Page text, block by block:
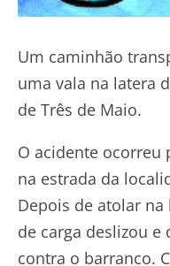
Um caminhão
uma vala na latera
de Três de Maio.
O acidente ocorreu
na estrada da
Depois de atolar
de carga deslizou e
contra o barranco.